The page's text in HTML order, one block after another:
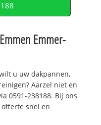
Emmen Emmer-
u uw dakpannen,
Aarzel niet en
0591-238188. Bij ons
snel en